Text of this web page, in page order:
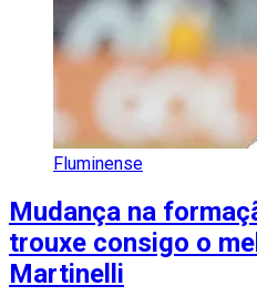
Fluminense
Mudança na
trouxe consigo o
Martinelli